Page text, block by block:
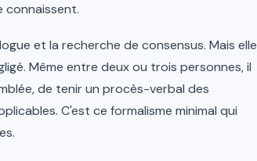
connaissent.
et la recherche de consensus. Mais elle
Même entre deux ou trois personnes, il
de tenir un procès-verbal des
C'est ce formalisme minimal qui